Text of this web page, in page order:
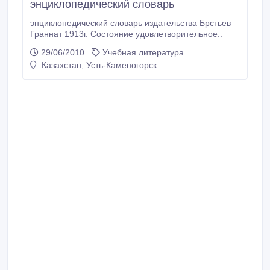
энциклопедический словарь
энциклопедический словарь издательства Брстьев
Граннат 1913г. Состояние удовлетворительное..
29/06/2010
Учебная литература
Казахстан, Усть-Каменогорск